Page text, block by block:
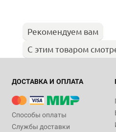
Рекомендуем вам
С этим товаром
ДОСТАВКА И ОПЛАТА
Способы оплаты
Службы доставки